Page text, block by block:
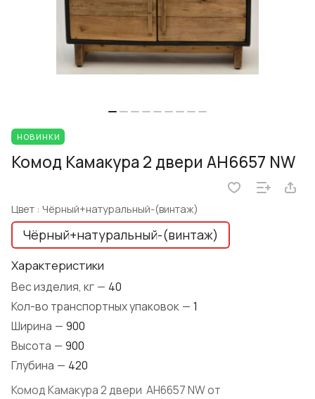
НОВИНКИ
Комод Камакура 2 двери AH6657 NW
Цвет : Чёрный+натуральный-(винтаж)
Чёрный+натуральный-(винтаж)
Характеристики
Вес изделия, кг — 40
Кол-во транспортных упаковок — 1
Ширина — 900
Высота — 900
Глубина — 420
Комод Камакура 2 двери AH6657 NW от